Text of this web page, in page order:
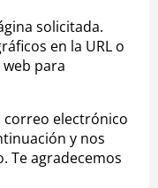
solicitada.
en la URL o
para
correo electrónico
y nos
Te agradecemos